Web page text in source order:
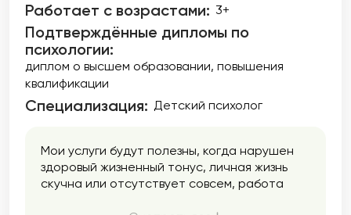
Работает с возрастами: 3+
Подтверждённые дипломы по
психологии:
диплом о высшем образовании повышения
квалификации
Специализация: Детский психолог
Мои услуги будут полезны, когда нарушен
здоровый жизненный тонус, личная жизнь
скучна или отсутствует совсем, работа